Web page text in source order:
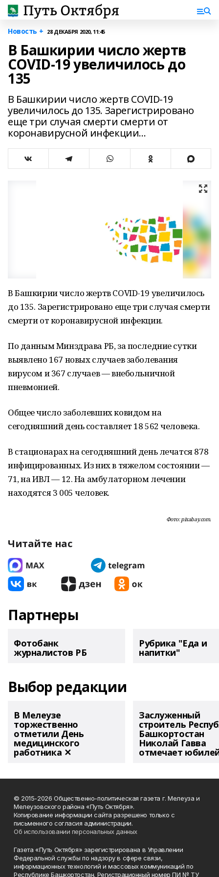
Новость + 28 ДЕКАБРЯ 2020, 11:45
В Башкирии число жертв
COVID-19 увеличилось до
135
В Башкирии число жертв COVID-19
увеличилось до 135. Зарегистрировано
еще три случая смерти смерти от
коронавирусной инфекции...
В Башкирии число жертв COVID-19 увеличилось
до 135. Зарегистрировано еще три случая смерти
смерти от коронавирусной инфекции.
По данным Минздрава РБ, за последние сутки
выявлено 167 новых случаев заболевания
вирусом и 367 случаев — внебольничной
пневмонией.
Общее число заболевших ковидом на
сегодняшний день составляет 18 562 человека.
В стационарах на сегодняшний день лечатся 878
инфицированных. Из них в тяжелом состоянии —
71, на ИВЛ — 12. На амбулаторном лечении
находятся 3 005 человек.
Фото: pixabay.com.
Читайте нас
Партнеры
Фотобанк
журналистов РБ
Рубрика "Еда и
напитки"
Выбор редакции
В Мелеузе
торжественно
отметили День
медицинского
работника ✕
Заслуженный
строитель
Башкортостан
Николай Гавва
отмечает
© 2015-2026 Общественно-политическая газета г. Мелеуза и
Мелеузовского района «Путь Октября».
Копирование информации сайта разрешено только с
письменного согласия администрации.
Об использовании персональных данных
Газета «Путь Октября» зарегистрирована в Управлении
Федеральной службы по надзору в сфере связи,
информационных технологий и массовых коммуникаций по
Республике Башкортостан. Регистрационный номер ПИ № ТУ